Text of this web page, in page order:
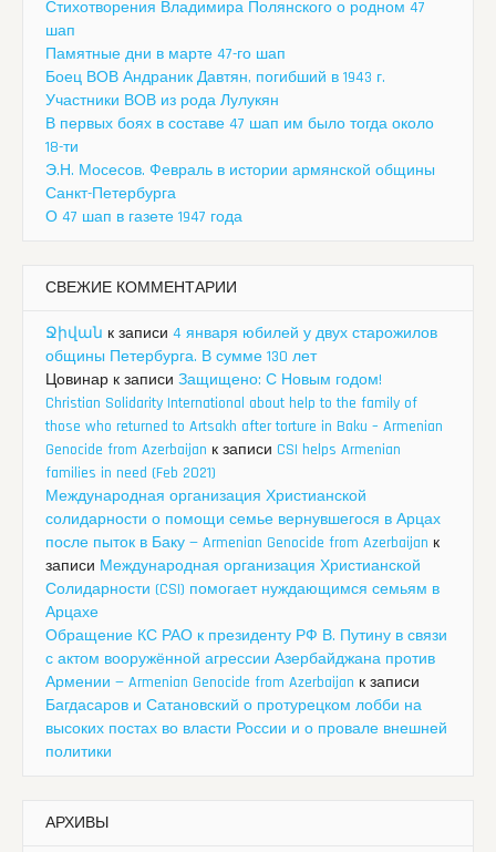
Стихотворения Владимира Полянского о родном 47
шап
Памятные дни в марте 47-го шап
Боец ВОВ Андраник Давтян, погибший в 1943 г.
Участники ВОВ из рода Лулукян
В первых боях в составе 47 шап им было тогда около
18-ти
Э.Н. Мосесов. Февраль в истории армянской общины
Санкт-Петербурга
О 47 шап в газете 1947 года
СВЕЖИЕ КОММЕНТАРИИ
Ջիվան к записи 4 января юбилей у двух старожилов
общины Петербурга. В сумме 130 лет
Цовинар к записи Защищено: С Новым годом!
Christian Solidarity International about help to the family of
those who returned to Artsakh after torture in Baku – Armenian
Genocide from Azerbaijan к записи CSI helps Armenian
families in need (Feb 2021)
Международная организация Христианской
солидарности о помощи семье вернувшегося в Арцах
после пыток в Баку — Armenian Genocide from Azerbaijan к
записи Международная организация Христианской
Солидарности (CSI) помогает нуждающимся семьям в
Арцахе
Обращение КС РАО к президенту РФ В. Путину в связи
с актом вооружённой агрессии Азербайджана против
Армении — Armenian Genocide from Azerbaijan к записи
Багдасаров и Сатановский о протурецком лобби на
высоких постах во власти России и о провале внешней
политики
АРХИВЫ